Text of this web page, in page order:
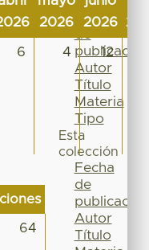
2026
2026
6 4 12
64
Fecha
de
publicación
Autor
Título
Materia
Tipo
Esta
colección
Fecha
de
publicación
Autor
Título